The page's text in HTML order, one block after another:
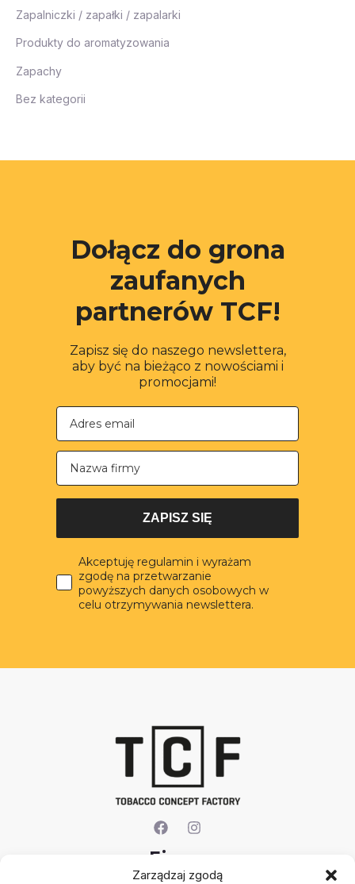
Zarządzaj zgodą
Zapalniczki / zapałki / zapalarki
Produkty do aromatyzowania
Zapachy
Bez kategorii
Dołącz do grona
zaufanych
partnerów TCF!
Zapisz się do naszego newslettera,
aby być na bieżąco z nowościami i
promocjami!
Nazwa firmy
ZAPISZ SIĘ
Akceptuję regulamin i wyrażam
zgodę na przetwarzanie
powyższych danych osobowych w
celu otrzymywania newslettera.
Firma